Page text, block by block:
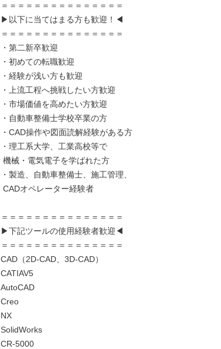
＝＝＝＝＝＝＝＝＝＝＝＝＝＝＝
▶以下に当てはまる方も歓迎！◀
＝＝＝＝＝＝＝＝＝＝＝＝＝＝＝
・第二新卒歓迎
・初めての転職歓迎
・経験が浅い方も歓迎
・上流工程へ挑戦したい方歓迎
・市場価値を高めたい方歓迎
・自動車整備士学校卒業の方
・CAD操作や図面読解経験がある方
・理工系大学、工業高校等で
・製造、自動車整備士、施工管理、
＝＝＝＝＝＝＝＝＝＝＝＝＝＝＝
▶下記ツールの使用経験者歓迎◀
＝＝＝＝＝＝＝＝＝＝＝＝＝＝＝
CAD（2D-CAD、3D-CAD）
CATIAV5
AutoCAD
Creo
NX
SolidWorks
CR-5000